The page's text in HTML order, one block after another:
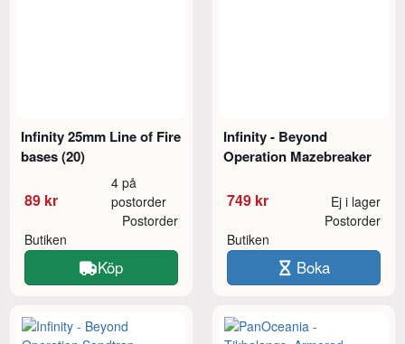
Infinity 25mm Line of Fire
bases (20)
89 kr
4 på
postorder
Butiken
Postorder
Köp
Infinity - Beyond
Operation Mazebreaker
749 kr Ej i lager
Butiken
Postorder
Boka